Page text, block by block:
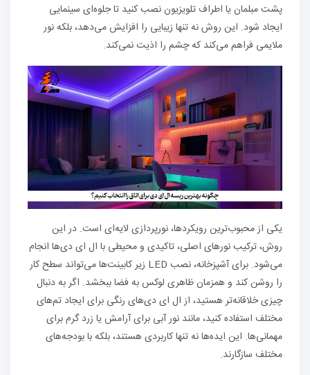
پشت مبلمان یا اطراف تلویزیون نصب کنید تا جلوه‌ای سینمایی
ایجاد شود. این روش نه تنها زیبایی را افزایش می‌دهد، بلکه نور
ملایمی فراهم می‌کند که چشم را اذیت نمی‌کند.
یکی از محبوب‌ترین رویکردها، نورپردازی لایه‌ای است. در این
روش، ترکیب نورهای اصلی، تاکیدی و محیطی با ال ای دی‌ها انجام
می‌شود. برای آشپزخانه، نصب LED زیر کابینت‌ها می‌تواند سطح کار
را روشن کند و همزمان ظاهری لوکس به فضا ببخشد. اگر به دنبال
چیزی خلاقانه‌تر هستید، از ال ای دی‌های رنگی برای ایجاد تم‌های
مختلف استفاده کنید، مانند نور آبی برای آرامش یا زرد گرم برای
مهمانی‌ها. این ایده‌ها نه تنها کاربردی هستند، بلکه با بودجه‌های
مختلف سازگارند.